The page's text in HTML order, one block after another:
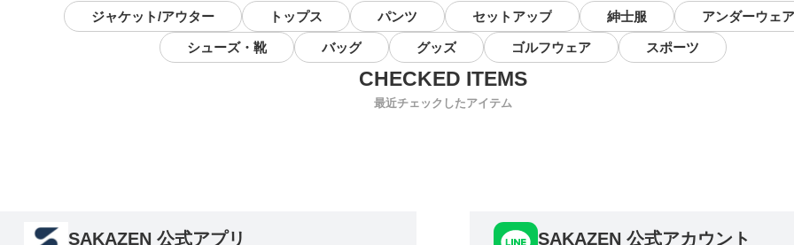
ジャケット/アウター トップス パンツ セットアップ 紳士服 アンダーウェア
シューズ・靴 バッグ グッズ ゴルフウェア スポーツ
最近チェックしたアイテム
SAKAZEN 公式アプリ SAKAZEN 公式アカウント